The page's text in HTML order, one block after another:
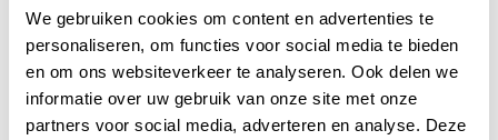
We gebruiken cookies om content en advertenties te
personaliseren, om functies voor social media te bieden
en om ons websiteverkeer te analyseren. Ook delen we
informatie over uw gebruik van onze site met onze
partners voor social media, adverteren en analyse. Deze
Tenslotte is het belangrijk dat de polsen in de natuurlijke
houding blijven. De vingers mogen naar beneden hangen
om het toetsenbord te ontmoeten, maar de pols mag
nooit naar boven of beneden neigen.